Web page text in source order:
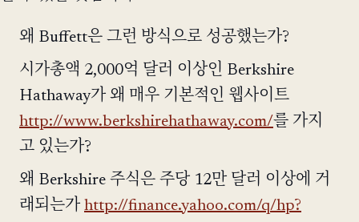
왜 Buffett은 그런 방식으로 성공했는가?
시가총액 2,000억 달러 이상인 Berkshire
Hathaway가 왜 매우 기본적인 웹사이트
http://www.berkshirehathaway.com/를 가지
고 있는가?
왜 Berkshire 주식은 주당 12만 달러 이상에 거
래되는가 http://finance.yahoo.com/q/hp?